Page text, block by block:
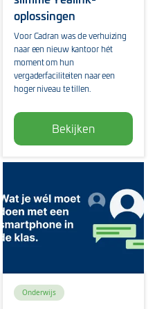
oplossingen
Voor Cadran was de verhuizing
naar een nieuw kantoor hét
moment om hun
vergaderfaciliteiten naar een
hoger niveau te tillen.
Bekijken
Onderwijs